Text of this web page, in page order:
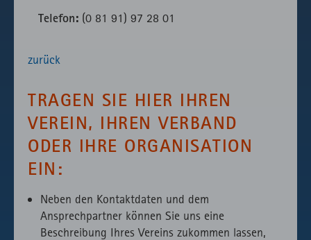
Telefon: (0 81 91) 97 28 01
zurück
TRAGEN SIE HIER IHREN
VEREIN, IHREN VERBAND
ODER IHRE ORGANISATION
EIN:
Neben den Kontaktdaten und dem
Ansprechpartner können Sie uns eine
Beschreibung Ihres Vereins zukommen lassen,